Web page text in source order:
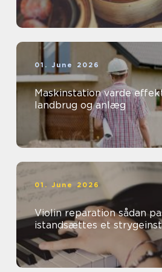
01. June 2026
Maskinstation varde effektiv hjælp til
landbrug og anlæg
01. June 2026
Violin reparation sådan passes og
istandsættes et